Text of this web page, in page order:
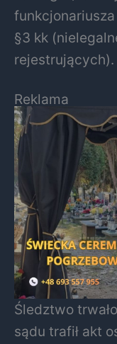
§3 kk
rejestrujących).
Reklama
Śledztwo
sądu trafił akt